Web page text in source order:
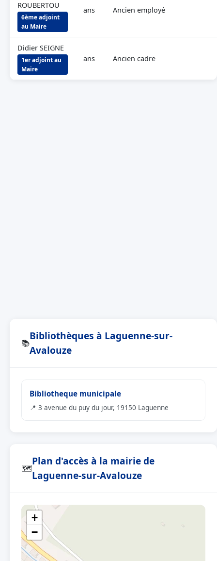
ROUBERTOU
6ème adjoint
au Maire
ans Ancien employé
Didier SEIGNE
1er adjoint au
Maire
ans Ancien cadre
📚
Bibliothèques à Laguenne-sur-
Avalouze
Bibliotheque municipale
📍 3 avenue du puy du jour, 19150 Laguenne
🗺
Plan d'accès à la mairie de
Laguenne-sur-Avalouze
+
−